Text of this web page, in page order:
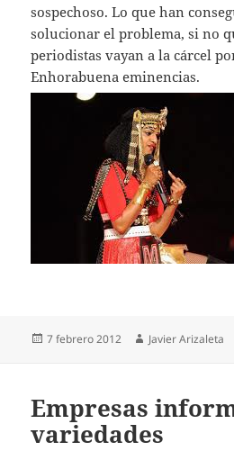
sospechoso. Lo que han
solucionar el problema, si no
periodistas vayan a la cárcel
Enhorabuena eminencias.
Publicado
7 febrero 2012 Autor
Javier Arizaleta
Empresas
variedades